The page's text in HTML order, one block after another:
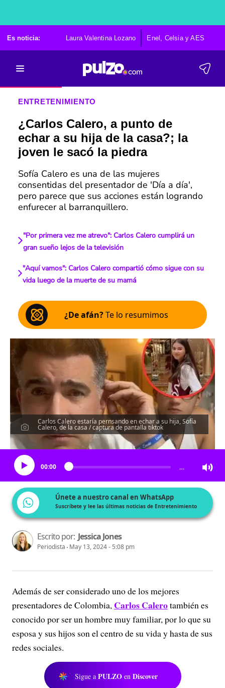
Es noticia: Laura Valentina Lozano Enel, Celsia y AES
ENTRETENIMIENTO
¿Carlos Calero, a punto de
echar a su hija de la casa?; la
joven le sacó la piedra
Sofía Calero es una de las mujeres
consentidas del presentador de 'Día a día',
pero parece que sus acciones están logrando
enfurecer al barranquillero.
"Por primera vez me atrevo": Carlos Calero cumplirá un
gran sueño lejos de la televisión
"Aquí vamos": Carlos Calero compartió cómo sigue con su
vida luego de la muerte de su mamá
¿De afán?Te lo resumimos
Carlos Calero estaría pernsando en echar a su hija, Sofía
Calero, de la casa / captura de pantalla tiktok
Escucha el artículo
00:00 …
Únete a nuestro canal en WhatsApp
Suscríbete y lee las últimas noticias de Entretenimiento
Escrito por: Jessica Jones
Periodista May 13, 2024 - 5:08 pm
Además de ser considerado uno de los mejores
presentadores de Colombia, Carlos Calerotambién es
conocido por ser un hombre muy familiar, por lo que su
esposa y sus hijos son el centro de su vida y hasta de sus
redes sociales.
Sigue a PULZO en Discover